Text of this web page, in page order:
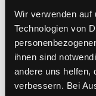
Wir verwenden auf
Technologien von
ihnen sind
andere uns helfen,
verbessern. Bei
Beschreibung
Mehr